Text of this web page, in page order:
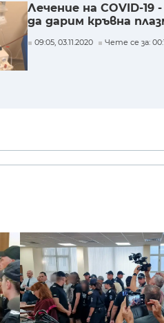
Лечение на COVID-19
да дарим кръвна
09:05, 03.11.2020 Чете се за: